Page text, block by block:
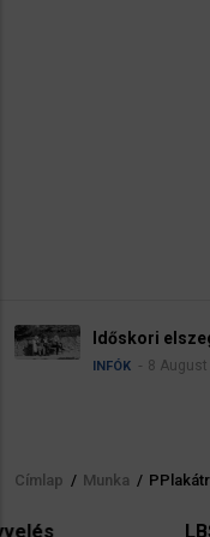
Morzsa
Címlap / Munka /
LBS Immobilien-